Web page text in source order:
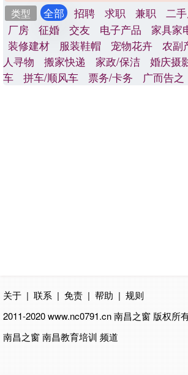
类型 全部 招聘 求职 兼职 二
厂房
征婚 交友 电子产品 家具家
装修建材 服装鞋帽 宠物花卉 农副
人寻物
搬家快递 家政/保洁 婚庆摄
车
拼车/顺风车 票务/卡务 广而告之
关于 | 联系 | 免责 | 帮助 | 规则
2011-2020 www.nc0791.cn南昌之窗 版权所
南昌之窗 南昌教育培训 频道